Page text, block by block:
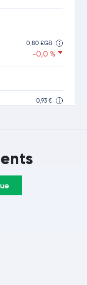
-0,0 %
0,80 £GB
0,93 €